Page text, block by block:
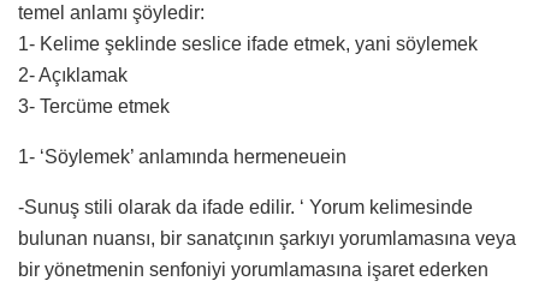
temel anlamı şöyledir:
1- Kelime şeklinde seslice ifade etmek, yani söylemek
2- Açıklamak
3- Tercüme etmek
1- ‘Söylemek’ anlamında hermeneuein
-Sunuş stili olarak da ifade edilir. ‘ Yorum kelimesinde
bulunan nuansı, bir sanatçının şarkıyı yorumlamasına veya
bir yönetmenin senfoniyi yorumlamasına işaret ederken